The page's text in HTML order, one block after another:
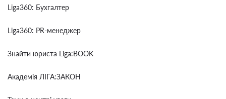
Liga360: Бухгалтер
Liga360: PR-менеджер
Знайти юриста Liga:BOOK
Академія ЛІГА:ЗАКОН